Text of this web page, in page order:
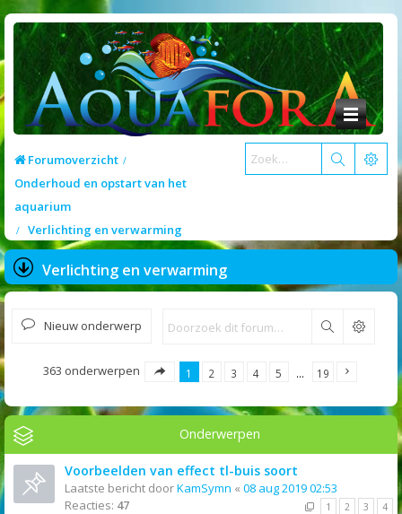
Forumoverzicht
Onderhoud en opstart van het
aquarium
Verlichting en verwarming
Verlichting en verwarming
Nieuw onderwerp Zoek
363 onderwerpen 1 2 3 4 5 … 19
Onderwerpen
Voorbeelden van effect tl-buis soort
Laatste bericht doorKamSymn « 08 aug 2019 02:53
Reacties: 47 1 2 3 4